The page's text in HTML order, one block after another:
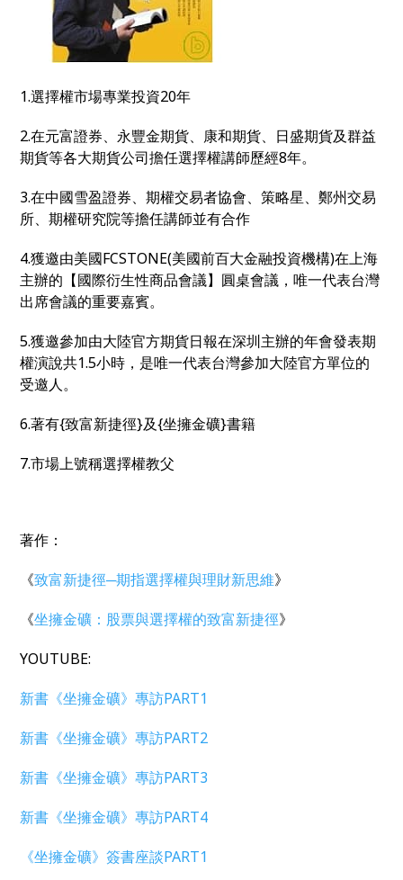
1.選擇權市場專業投資20年
2.在元富證券、永豐金期貨、康和期貨、日盛期貨及群益
期貨等各大期貨公司擔任選擇權講師歷經8年。
3.在中國雪盈證券、期權交易者協會、策略星、鄭州交易
所、期權研究院等擔任講師並有合作
4.獲邀由美國FCSTONE(美國前百大金融投資機構)在上海
主辦的【國際衍生性商品會議】圓桌會議，唯一代表台灣
出席會議的重要嘉賓。
5.獲邀參加由大陸官方期貨日報在深圳主辦的年會發表期
權演說共1.5小時，是唯一代表台灣參加大陸官方單位的
受邀人。
6.著有{致富新捷徑}及{坐擁金礦}書籍
7.市場上號稱選擇權教父
著作：
《致富新捷徑─期指選擇權與理財新思維》
《坐擁金礦：股票與選擇權的致富新捷徑》
YOUTUBE:
新書《坐擁金礦》專訪PART1
新書《坐擁金礦》專訪PART2
新書《坐擁金礦》專訪PART3
新書《坐擁金礦》專訪PART4
《坐擁金礦》簽書座談PART1